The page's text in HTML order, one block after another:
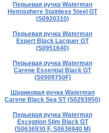
Перьевая ручка Waterman
Hemisphere Stainless Steel GT
(S0920310)
Перьевая ручка Waterman
Expert Black Lacquer GT
(S0951640)
Перьевая ручка Waterman
Carene Essential Black GT
(S0909750F)
Шариковая ручка Waterman
Carene Black Sea ST (S0293950)
Перьевая ручка Waterman
Exception Slim Black GT
(S0636930 F, S0636940 M)